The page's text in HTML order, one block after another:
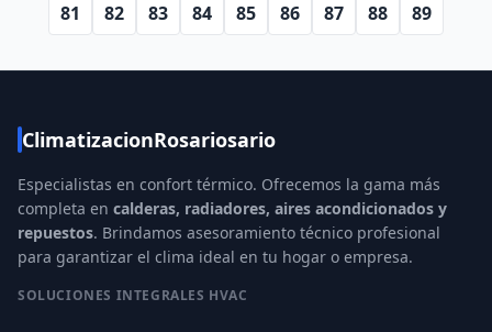
81
82 83 84 85 86 87 88 89
ClimatizacionRosariosario
Especialistas en confort térmico. Ofrecemos la gama más
completa en calderas, radiadores, aires acondicionados y
repuestos. Brindamos asesoramiento técnico profesional
para garantizar el clima ideal en tu hogar o empresa.
SOLUCIONES INTEGRALES HVAC